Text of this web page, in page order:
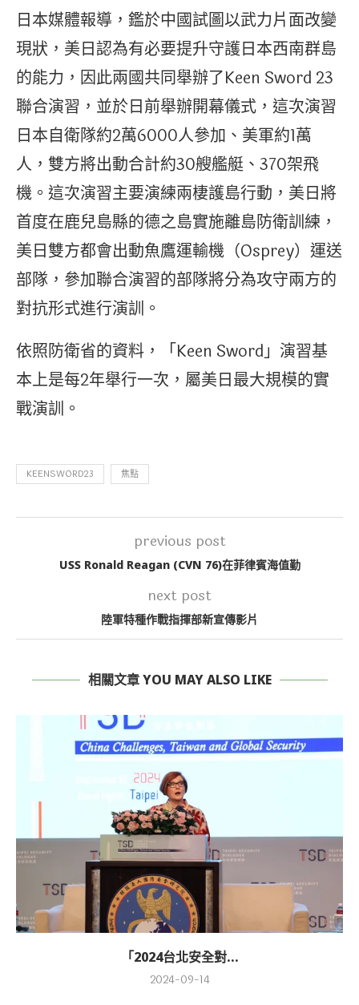
日本媒體報導，鑑於中國試圖以武力片面改變
現狀，美日認為有必要提升守護日本西南群島
的能力，因此兩國共同舉辦了Keen Sword 23
聯合演習，並於日前舉辦開幕儀式，這次演習
日本自衛隊約2萬6000人參加、美軍約1萬
人，雙方將出動合計約30艘艦艇、370架飛
機。這次演習主要演練兩棲護島行動，美日將
首度在鹿兒島縣的德之島實施離島防衛訓練，
美日雙方都會出動魚鷹運輸機（Osprey）運送
部隊，參加聯合演習的部隊將分為攻守兩方的
對抗形式進行演訓。
依照防衛省的資料，「Keen Sword」演習基
本上是每2年舉行一次，屬美日最大規模的實
戰演訓。
KEENSWORD23 焦點
previous post
USS Ronald Reagan (CVN 76)在菲律賓海值勤
next post
陸軍特種作戰指揮部新宣傳影片
相關文章 YOU MAY ALSO LIKE
「2024台北安全對...
2024-09-14